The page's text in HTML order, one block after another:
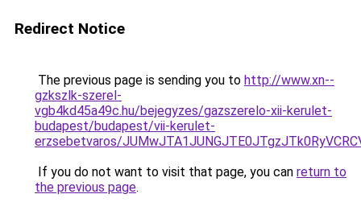
Redirect Notice
The previous page is sending you to http://www.xn--
gzkszlk-szerel-
vgb4kd45a49c.hu/bejegyzes/gazszerelo-xii-kerulet-
budapest/budapest/vii-kerulet-
erzsebetvaros/
If you do not want to visit that page, you can return to
the previous page.